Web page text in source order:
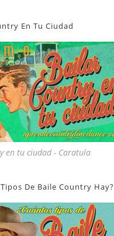
En Tu Ciudad
en tu ciudad - Caratula
De Baile Country Hay?